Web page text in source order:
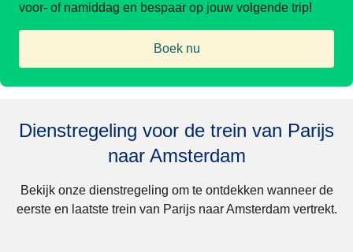
voor- of namiddag en bespaar op jouw volgende trip!
Boek nu
(opent in een nieuwe tab
Dienstregeling voor de trein van Parijs
naar Amsterdam
Bekijk onze dienstregeling om te ontdekken wanneer de
eerste en laatste trein van Parijs naar Amsterdam vertrekt.